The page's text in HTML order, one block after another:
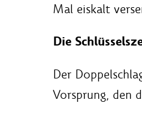
Mal eiskalt
Die
Der
Vorsprung, den